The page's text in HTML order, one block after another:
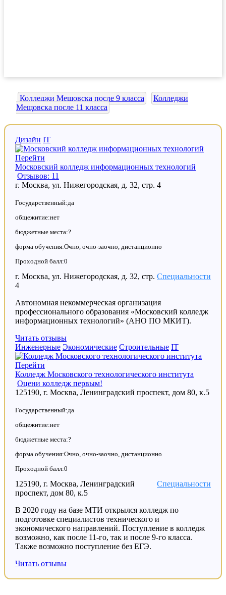
Колледжи Мещовска после 9 класса
Колледжи
Мещовска после 11 класса
Дизайн IT
Перейти
Московский колледж информационных технологий
Отзывов: 11
г. Москва, ул. Нижегородская, д. 32, стр. 4
Государственный:да
общежитие:нет
бюджетные места:?
форма обучения:Очно, очно-заочно, дистанционно
Проходной балл:0
Специальности
г. Москва, ул. Нижегородская, д. 32, стр.
4
Автономная некоммерческая организация
профессионального образования «Московский колледж
информационных технологий» (АНО ПО МКИТ).
Читать отзывы
Инженерные Экономические Строительные IT
Перейти
Колледж Московского технологического института
Оцени колледж первым!
125190, г. Москва, Ленинградский проспект, дом 80, к.5
Государственный:да
общежитие:нет
бюджетные места:?
форма обучения:Очно, очно-заочно, дистанционно
Проходной балл:0
Специальности
125190, г. Москва, Ленинградский
проспект, дом 80, к.5
В 2020 году на базе МТИ открылся колледж по
подготовке специалистов технического и
экономического направлений. Поступление в колледж
возможно, как после 11-го, так и после 9-го класса.
Также возможно поступление без ЕГЭ.
Читать отзывы